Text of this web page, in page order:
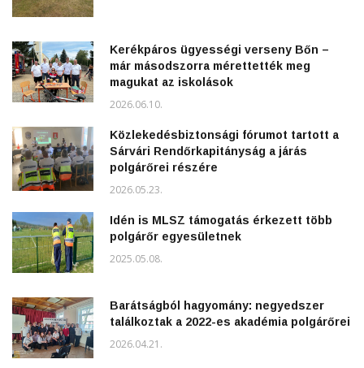
Kerékpáros ügyességi verseny Bőn –
már másodszorra mérettették meg
magukat az iskolások
2026.06.10.
Közlekedésbiztonsági fórumot tartott a
Sárvári Rendőrkapitányság a járás
polgárőrei részére
2026.05.23.
Idén is MLSZ támogatás érkezett több
polgárőr egyesületnek
2025.05.08.
Barátságból hagyomány: negyedszer
találkoztak a 2022-es akadémia polgárőrei
2026.04.21.